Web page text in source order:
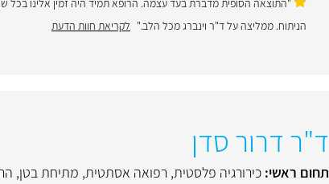
הניתוח. ממליצה על ד"ר וינברג מכל הלב." לקריאת חוות הדעת
ד"ר דרור סדן
תחום ראשי: כירורגיה פלסטית, רפואה אסתטית, מתיחת בטן,